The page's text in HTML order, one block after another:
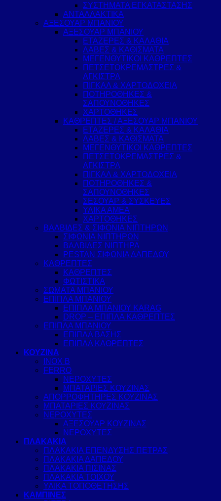
ΣΥΣΤΗΜΑΤΑ ΕΓΚΑΤΑΣΤΑΣΗΣ
ΑΝΤΑΛΛΑΚΤΙΚΑ
ΑΞΕΣΟΥΑΡ ΜΠΑΝΙΟΥ
ΑΞΕΣΟΥΑΡ ΜΠΑΝΙΟΥ
ΕΤΑΖΕΡΕΣ & ΚΑΛΑΘΙΑ
ΛΑΒΕΣ & ΚΑΘΙΣΜΑΤΑ
ΜΕΓΕΝΘΥΤΙΚΟΙ ΚΑΘΡΕΠΤΕΣ
ΠΕΤΣΕΤΟΚΡΕΜΑΣΤΡΕΣ &
ΑΓΚΙΣΤΡΑ
ΠΙΓΚΑΛ & ΧΑΡΤΟΔΟΧΕΙΑ
ΠΟΤΗΡΟΘΗΚΕΣ &
ΣΑΠΟΥΝΟΘΗΚΕΣ
ΧΑΡΤΟΘΗΚΕΣ
ΚΑΘΡΕΠΤΕΣ / ΑΞΕΣΟΥΑΡ ΜΠΑΝΙΟΥ
ΕΤΑΖΕΡΕΣ & ΚΑΛΑΘΙΑ
ΛΑΒΕΣ & ΚΑΘΙΣΜΑΤΑ
ΜΕΓΕΝΘΥΤΙΚΟΙ ΚΑΘΡΕΠΤΕΣ
ΠΕΤΣΕΤΟΚΡΕΜΑΣΤΡΕΣ &
ΑΓΚΙΣΤΡΑ
ΠΙΓΚΑΛ & ΧΑΡΤΟΔΟΧΕΙΑ
ΠΟΤΗΡΟΘΗΚΕΣ &
ΣΑΠΟΥΝΟΘΗΚΕΣ
ΣΕΣΟΥΑΡ & ΣΥΣΚΕΥΕΣ
ΥΛΙΚΑ ΑΜΕΑ
ΧΑΡΤΟΘΗΚΕΣ
ΒΑΛΒΙΔΕΣ & ΣΙΦΟΝΙΑ ΝΙΠΤΗΡΩΝ
ΣΙΦΩΝΙΑ ΝΙΠΤΗΡΩΝ
ΒΑΛΒΙΔΕΣ ΝΙΠΤΗΡΑ
PESTAN ΣΙΦΩΝΙΑ ΔΑΠΕΔΟΥ
ΚΑΘΡΕΠΤΕΣ
ΚΑΘΡΕΠΤΕΣ
ΦΩΤΙΣΤΙΚΑ
ΣΩΜΑΤΑ ΜΠΑΝΙΟΥ
ΕΠΙΠΛΑ ΜΠΑΝΙΟΥ
ΕΠΙΠΛΑ ΜΠΑΝΙΟΥ KARAG
DROP – ΕΠΙΠΛΑ ΚΑΘΡΕΠΤΕΣ
ΕΠΙΠΛΑ ΜΠΑΝΙΟΥ
ΕΠΙΠΛΑ ΒΑΣΗΣ
ΕΠΙΠΛΑ ΚΑΘΡΕΠΤΕΣ
ΚΟΥΖΙΝΑ
INOX B
FERRO
ΝΕΡΟΧΥΤΕΣ
ΜΠΑΤΑΡΙΕΣ ΚΟΥΖΙΝΑΣ
ΑΠΟΡΡΟΦΗΤΗΡΕΣ ΚΟΥΖΙΝΑΣ
ΜΠΑΤΑΡΙΕΣ ΚΟΥΖΙΝΑΣ
ΝΕΡΟΧΥΤΕΣ
ΑΞΕΣΟΥΑΡ ΚΟΥΖΙΝΑΣ
ΝΕΡΟΧΥΤΕΣ
ΠΛΑΚΑΚΙΑ
ΠΛΑΚΑΚΙΑ ΕΠΕΝΔΥΣΗΣ ΠΕΤΡΑΣ
ΠΛΑΚΑΚΙΑ ΔΑΠΕΔΟΥ
ΠΛΑΚΑΚΙΑ ΠΙΣΙΝΑΣ
ΠΛΑΚΑΚΙΑ ΤΟΙΧΟΥ
ΥΛΙΚΑ ΤΟΠΟΘΕΤΗΣΗΣ
ΚΑΜΠΙΝΕΣ